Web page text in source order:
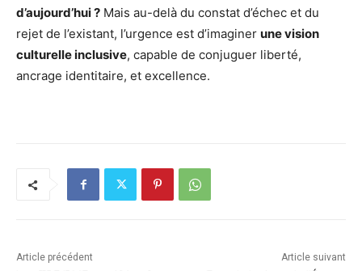
d’aujourd’hui ? Mais au-delà du constat d’échec et du
rejet de l’existant, l’urgence est d’imaginer une vision
culturelle inclusive, capable de conjuguer liberté,
ancrage identitaire, et excellence.
Article précédent Article suivant